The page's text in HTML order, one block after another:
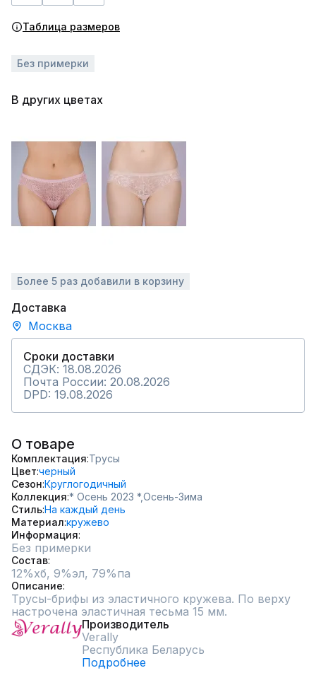
Таблица размеров
Без примерки
В других цветах
Более 5 раз добавили в корзину
Доставка
Москва
Сроки доставки
СДЭК: 18.08.2026
Почта России: 20.08.2026
DPD: 19.08.2026
О товаре
Комплектация Трусы
Цвет черный
Сезон Круглогодичный
Коллекция * Осень 2023 *,Осень-Зима
СтильНа каждый день
Материал кружево
Информация
Без примерки
Состав
12%хб, 9%эл, 79%па
Описание
Трусы-брифы из эластичного кружева. По верху
настрочена эластичная тесьма 15 мм.
Производитель
Verally
Республика Беларусь
Подробнее